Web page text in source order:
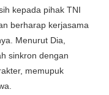
kepada pihak TNI
berharap kerjasama
Menurut Dia,
sinkron dengan
memupuk